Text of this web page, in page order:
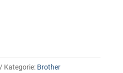
Kategorie: Brother